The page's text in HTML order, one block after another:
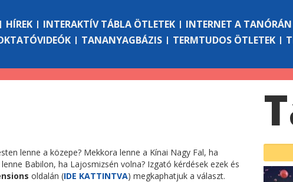
HÍREK INTERAKTÍV TÁBLA ÖTLETEK INTERNET A TANÓRÁN
TANANYAGBÁZIS TERMTUDOS ÖTLETEK
lenne a közepe? Mekkora lenne a Kínai Nagy Fal, ha
Babilon, ha Lajosmizsén volna? Izgató kérdések ezek és
oldalán (IDE KATTINTVA) megkaphatjuk a választ.